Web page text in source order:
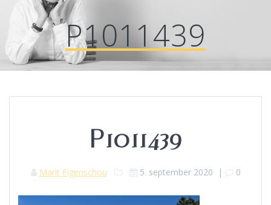
P1011439
P1011439
Marit Figenschou 5. september 2020 | 0